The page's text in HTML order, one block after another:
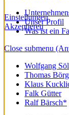
Unser Profil
Was ist ein
Close submenu
Wolfgang
Thomas
Klaus
Falk Gütter
Ralf Bärsch*
Einstellungen
Akzeptieren